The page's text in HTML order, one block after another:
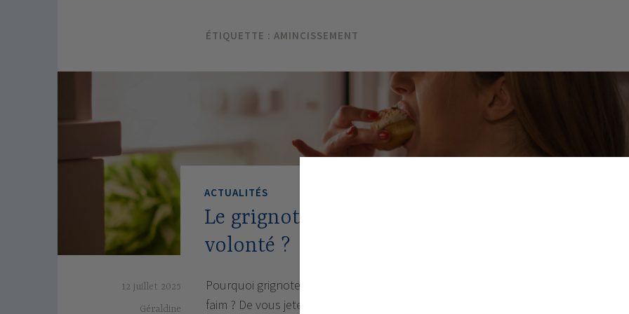
ÉTIQUETTE : AMINCISSEMENT
ACTUALITÉS
Le grignotage est-il juste une question de
volonté ?
12 juillet 2025
Géraldine
Pourquoi grignote-t-on sans faim ? Vous arrive-t-il de grignoter sans vraiment
faim ? De vous jeter sur du chocolat, du fromage ou des biscuits sans raison